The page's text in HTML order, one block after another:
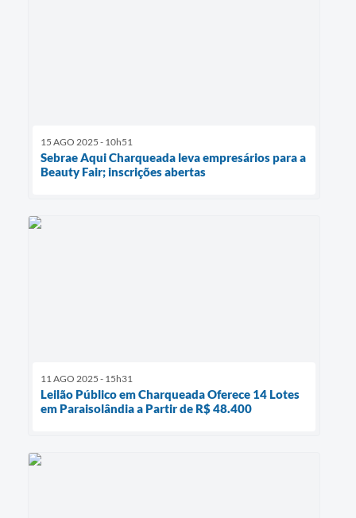
15 AGO 2025 - 10h51
Sebrae Aqui Charqueada leva empresários para a
Beauty Fair; inscrições abertas
11 AGO 2025 - 15h31
Leilão Público em Charqueada Oferece 14 Lotes
em Paraisolândia a Partir de R$ 48.400